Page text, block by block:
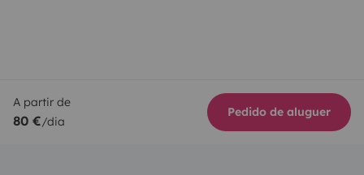
A partir de
80 €/dia
Pedido de aluguer